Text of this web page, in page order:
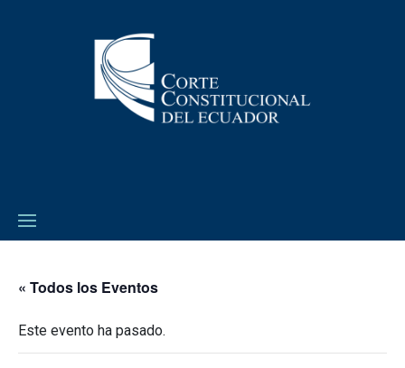
« Todos los Eventos
Este evento ha pasado.